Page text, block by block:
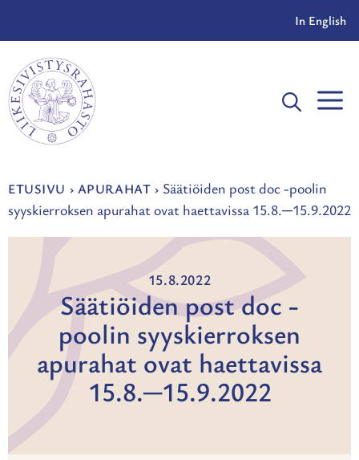
In English
ETUSIVU › APURAHAT › Säätiöiden post doc -poolin
syyskierroksen apurahat ovat haettavissa 15.8.─15.9.2022
15.8.2022
Säätiöiden post doc -
poolin syyskierroksen
apurahat ovat haettavissa
15.8.─15.9.2022